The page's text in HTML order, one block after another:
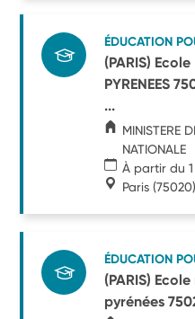
ÉDUCATION
(PARIS)
PYRENEES
...
MINISTERE
NATIONALE
À partir du
Paris (75020)
ÉDUCATION
(PARIS)
pyrénées